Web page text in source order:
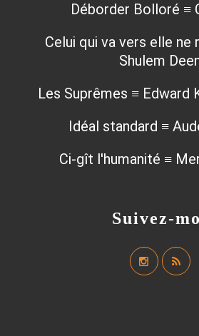
Suivez-
Déborder Bolloré ≡
Celui qui va vers elle ne
Shulem
Les Suprêmes ≡ Edward
Idéal standard ≡
Ci-gît l'humanité ≡